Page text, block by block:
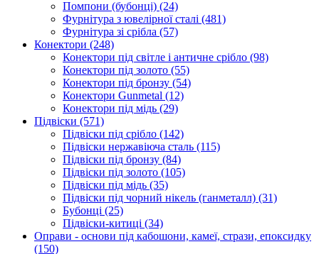
Помпони (бубонці) (24)
Фурнітура з ювелірної сталі (481)
Фурнітура зі срібла (57)
Конектори (248)
Конектори під світле і античне срібло (98)
Конектори під золото (55)
Конектори під бронзу (54)
Конектори Gunmetal (12)
Конектори під мідь (29)
Підвіски (571)
Підвіски під срібло (142)
Підвіски нержавіюча сталь (115)
Підвіски під бронзу (84)
Підвіски під золото (105)
Підвіски під мідь (35)
Підвіски під чорний нікель (ганметалл) (31)
Бубонці (25)
Підвіски-китиці (34)
Оправи - основи під кабошони, камеї, стрази, епоксидку
(150)